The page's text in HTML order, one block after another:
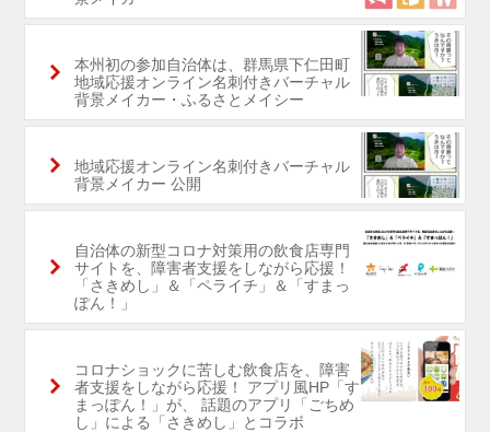
本州初の参加自治体は、群馬県下仁田町
地域応援オンライン名刺付きバーチャル
背景メイカー・ふるさとメイシー
地域応援オンライン名刺付きバーチャル
背景メイカー 公開
自治体の新型コロナ対策用の飲食店専門
サイトを、障害者支援をしながら応援！
「さきめし」＆「ペライチ」＆「すまっ
ぽん！」
コロナショックに苦しむ飲食店を、障害
者支援をしながら応援！ アプリ風HP「す
まっぽん！」が、 話題のアプリ「ごちめ
し」による「さきめし」とコラボ